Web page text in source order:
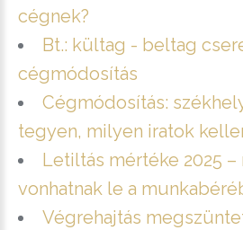
cégnek?
Bt.: kültag - beltag
cégmódosítás
Cégmódosítás:
tegyen, milyen iratok
Letiltás mértéke 2025
vonhatnak le a
Végrehajtás